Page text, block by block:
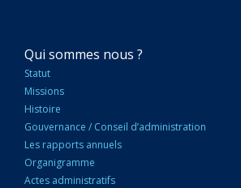
NAVIGATION
PRINCIPALE
Qui sommes nous ?
Statut
Missions
Histoire
Gouvernance / Conseil d’administration
Les rapports annuels
Organigramme
Actes administratifs